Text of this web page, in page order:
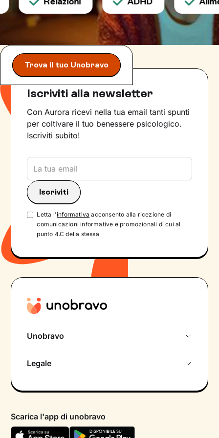
Trova il tuo Unobravo
Iscriviti alla newsletter
Con Aurora ricevi nella tua email tanti spunti
per coltivare il tuo benessere psicologico.
Iscriviti subito!
Letta l'informativa acconsento alla ricezione di
comunicazioni informative e promozionali di cui al
punto 4.C della stessa
Unobravo
Psicologo in chat
Aiuto urgente
Legale
Termini e condizioni
Scarica l'app di unobravo